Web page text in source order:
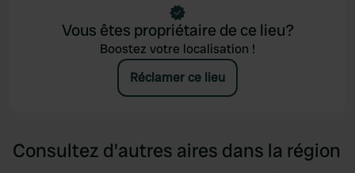
Vous êtes propriétaire de ce lieu?
Boostez votre localisation !
Réclamer ce lieu
Consultez d'autres aires dans la région